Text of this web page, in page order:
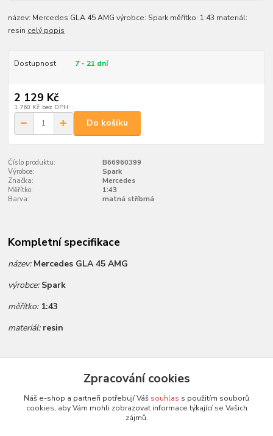
název: Mercedes GLA 45 AMG výrobce: Spark měřítko: 1:43 materiál:
resin celý popis
Dostupnost 7 - 21 dní
2 129 Kč
1 760 Kč bez DPH
Do košíku
Číslo produktu:
B66960399
Výrobce:
Spark
Značka:
Mercedes
Měřítko:
1:43
Barva:
matná stříbrná
Kompletní specifikace
název: Mercedes GLA 45 AMG
výrobce: Spark
měřítko: 1:43
materiál: resin
Zboží zařazeno v kategoriích
Všechny modely
Modely 1:43
Zpracování cookies
Náš e-shop a partneři potřebují Váš souhlas s použitím souborů
cookies, aby Vám mohli zobrazovat informace týkající se Vašich
zájmů.